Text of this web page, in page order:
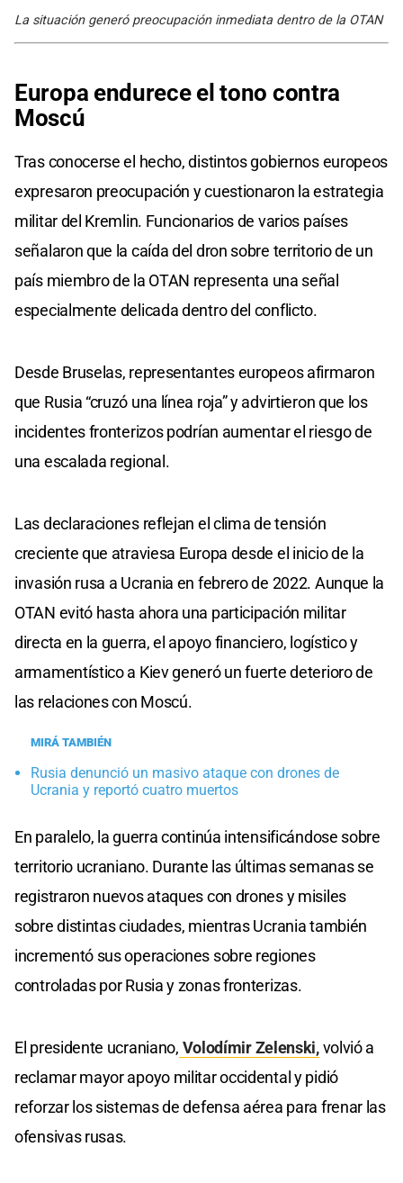
La situación generó preocupación inmediata dentro de la OTAN
Europa endurece el tono contra
Moscú
Tras conocerse el hecho, distintos gobiernos europeos
expresaron preocupación y cuestionaron la estrategia
militar del Kremlin. Funcionarios de varios países
señalaron que la caída del dron sobre territorio de un
país miembro de la OTAN representa una señal
especialmente delicada dentro del conflicto.
Desde Bruselas, representantes europeos afirmaron
que Rusia “cruzó una línea roja” y advirtieron que los
incidentes fronterizos podrían aumentar el riesgo de
una escalada regional.
Las declaraciones reflejan el clima de tensión
creciente que atraviesa Europa desde el inicio de la
invasión rusa a Ucrania en febrero de 2022. Aunque la
OTAN evitó hasta ahora una participación militar
directa en la guerra, el apoyo financiero, logístico y
armamentístico a Kiev generó un fuerte deterioro de
las relaciones con Moscú.
MIRÁ TAMBIÉN
Rusia denunció un masivo ataque con drones de
Ucrania y reportó cuatro muertos
En paralelo, la guerra continúa intensificándose sobre
territorio ucraniano. Durante las últimas semanas se
registraron nuevos ataques con drones y misiles
sobre distintas ciudades, mientras Ucrania también
incrementó sus operaciones sobre regiones
controladas por Rusia y zonas fronterizas.
El presidente ucraniano, Volodímir Zelenski,volvió a
reclamar mayor apoyo militar occidental y pidió
reforzar los sistemas de defensa aérea para frenar las
ofensivas rusas.